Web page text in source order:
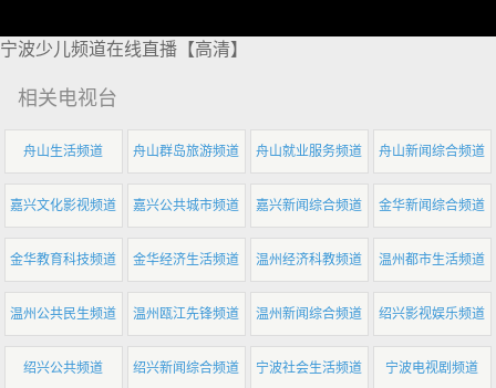
宁波少儿频道在线直播【高清】
相关电视台
舟山生活频道 舟山群岛旅游频道 舟山就业服务频道 舟山新闻综合频道
嘉兴文化影视频道 嘉兴公共城市频道 嘉兴新闻综合频道 金华新闻综合频道
金华教育科技频道 金华经济生活频道 温州经济科教频道 温州都市生活频道
温州公共民生频道 温州瓯江先锋频道 温州新闻综合频道 绍兴影视娱乐频道
绍兴公共频道 绍兴新闻综合频道 宁波社会生活频道 宁波电视剧频道